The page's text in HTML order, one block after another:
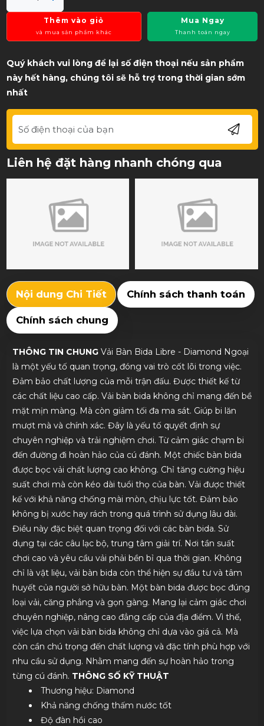
Thêm vào giỏ
và mua sản phẩm khác
Mua Ngay
Thanh toán ngay
Quý khách vui lòng để lại số điện thoại nếu sản phẩm
này hết hàng, chúng tôi sẽ hỗ trợ trong thời gian sớm
nhất
Liên hệ đặt hàng nhanh chóng qua
Nội dung Chi Tiết Chính sách thanh toán
Chính sách chung
THÔNG TIN CHUNGVải Bàn Bida Libre - Diamond Ngoại
là một yếu tố quan trọng, đóng vai trò cốt lõi trong việc.
Đảm bảo chất lượng của mỗi trận đấu. Được thiết kế từ
các chất liệu cao cấp. Vải bàn bida không chỉ mang đến bề
mặt mịn màng. Mà còn giảm tối đa ma sát. Giúp bi lăn
mượt mà và chính xác. Đây là yếu tố quyết định sự
chuyên nghiệp và trải nghiệm chơi. Từ cảm giác chạm bi
đến đường đi hoàn hảo của cú đánh. Một chiếc bàn bida
được bọc vải chất lượng cao không. Chỉ tăng cường hiệu
suất chơi mà còn kéo dài tuổi thọ của bàn. Vải được thiết
kế với khả năng chống mài mòn, chịu lực tốt. Đảm bảo
không bị xước hay rách trong quá trình sử dụng lâu dài.
Điều này đặc biệt quan trọng đối với các bàn bida. Sử
dụng tại các câu lạc bộ, trung tâm giải trí. Nơi tần suất
chơi cao và yêu cầu vải phải bền bỉ qua thời gian. Không
chỉ là vật liệu, vải bàn bida còn thể hiện sự đầu tư và tâm
huyết của người sở hữu bàn. Một bàn bida được bọc đúng
loại vải, căng phẳng và gọn gàng. Mang lại cảm giác chơi
chuyên nghiệp, nâng cao đẳng cấp của địa điểm. Vì thế,
việc lựa chọn vải bàn bida không chỉ dựa vào giá cả. Mà
còn cần chú trọng đến chất lượng và đặc tính phù hợp với
nhu cầu sử dụng. Nhằm mang đến sự hoàn hảo trong
từng cú đánh. THÔNG SỐ KỸ THUẬT
Thương hiệu: Diamond
Khả năng chống thấm nước tốt
Độ đàn hồi cao